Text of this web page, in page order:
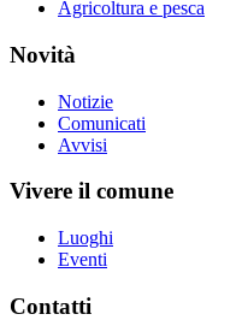
Agricoltura e pesca
Novità
Notizie
Comunicati
Avvisi
Vivere il comune
Luoghi
Eventi
Contatti